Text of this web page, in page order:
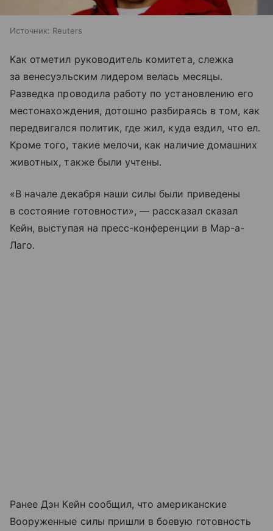
Источник: Reuters
Как отметил руководитель комитета, слежка
за венесуэльским лидером велась месяцы.
Разведка проводила работу по установлению его
местонахождения, дотошно разбираясь в том, как
передвигался политик, где жил, куда ездил, что ел.
Кроме того, такие мелочи, как наличие домашних
животных, также были учтены.
«В начале декабря наши силы были приведены
в состояние готовности», — рассказал сказал
Кейн, выступая на пресс-конференции в Мар-а-
Лаго.
Ранее Дэн Кейн сообщил, что американские
Вооруженные силы пришли в боевую готовность